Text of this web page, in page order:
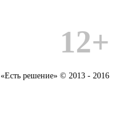
12+
«Есть решение» © 2013 - 2016